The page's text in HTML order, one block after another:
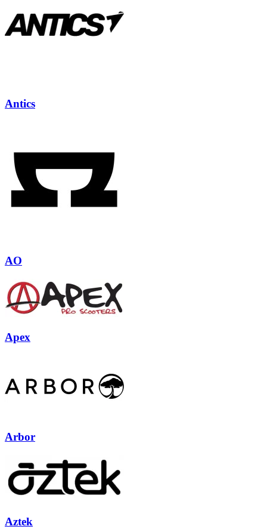
Antics
AO
Apex
Arbor
Aztek